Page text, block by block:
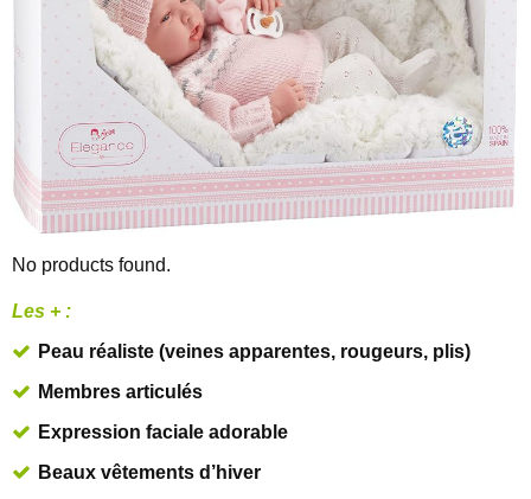
No products found.
Les + :
Peau réaliste (veines apparentes, rougeurs, plis)
Membres articulés
Expression faciale adorable
Beaux vêtements d’hiver